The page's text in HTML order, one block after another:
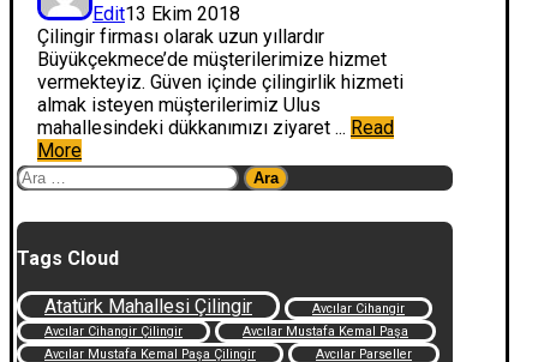
Edit13 Ekim 2018
Çilingir firması olarak uzun yıllardır
Büyükçekmece’de müşterilerimize hizmet
vermekteyiz. Güven içinde çilingirlik hizmeti
almak isteyen müşterilerimiz Ulus
mahallesindeki dükkanımızı ziyaret ... Read
More
Arama:
Tags Cloud
Atatürk Mahallesi Çilingir
Avcılar Cihangir
Avcılar Cihangir Çilingir
Avcılar Mustafa Kemal Paşa
Avcılar Mustafa Kemal Paşa Çilingir
Avcılar Parseller